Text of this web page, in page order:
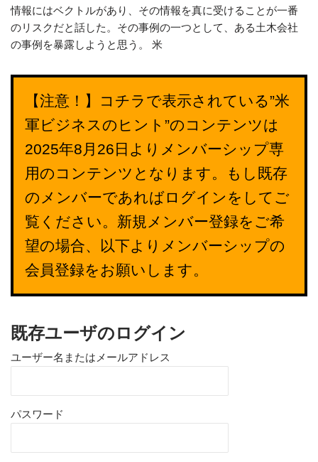
情報にはベクトルがあり、その情報を真に受けることが一番
のリスクだと話した。その事例の一つとして、ある土木会社
の事例を暴露しようと思う。 米
【注意！】コチラで表示されている”米
軍ビジネスのヒント”のコンテンツは
2025年8月26日よりメンバーシップ専
用のコンテンツとなります。もし既存
のメンバーであればログインをしてご
覧ください。新規メンバー登録をご希
望の場合、以下よりメンバーシップの
会員登録をお願いします。
既存ユーザのログイン
ユーザー名またはメールアドレス
パスワード